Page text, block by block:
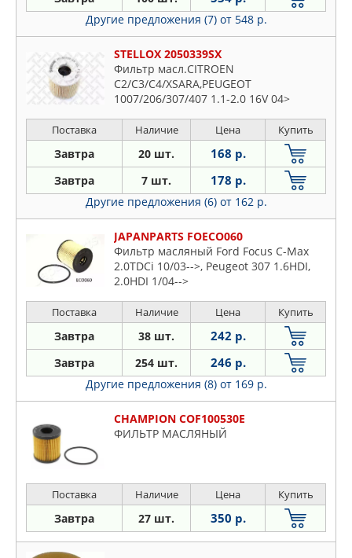
Другие предложения (7) от 548 р.
STELLOX 2050339SX
Фильтр масл.CITROEN
C2/C3/C4/XSARA,PEUGEOT
1007/206/307/407 1.1-2.0 16V 04>
Поставка Наличие Цена Купить
Завтра 20 шт. 168 р.
Завтра 7 шт. 178 р.
Другие предложения (6) от 162 р.
JAPANPARTS FOECO060
Фильтр масляный Ford Focus C-Max
2.0TDCi 10/03-->, Peugeot 307 1.6HDI,
2.0HDI 1/04-->
Поставка Наличие Цена Купить
Завтра 38 шт. 242 р.
Завтра 254 шт. 246 р.
Другие предложения (8) от 169 р.
CHAMPION COF100530E
ФИЛЬТР МАСЛЯНЫЙ
Поставка Наличие Цена Купить
Завтра 27 шт. 350 р.